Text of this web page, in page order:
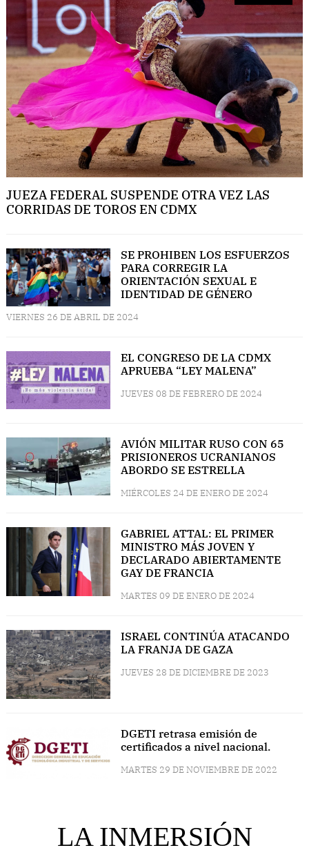
JUEZA FEDERAL SUSPENDE OTRA VEZ LAS
CORRIDAS DE TOROS EN CDMX
SE PROHIBEN LOS ESFUERZOS
PARA CORREGIR LA
ORIENTACIÓN SEXUAL E
IDENTIDAD DE GÉNERO
VIERNES 26 DE ABRIL DE 2024
EL CONGRESO DE LA CDMX
APRUEBA “LEY MALENA”
JUEVES 08 DE FEBRERO DE 2024
AVIÓN MILITAR RUSO CON 65
PRISIONEROS UCRANIANOS
ABORDO SE ESTRELLA
MIÉRCOLES 24 DE ENERO DE 2024
GABRIEL ATTAL: EL PRIMER
MINISTRO MÁS JOVEN Y
DECLARADO ABIERTAMENTE
GAY DE FRANCIA
MARTES 09 DE ENERO DE 2024
ISRAEL CONTINÚA ATACANDO
LA FRANJA DE GAZA
JUEVES 28 DE DICIEMBRE DE 2023
DGETI retrasa emisión de
certificados a nivel nacional.
MARTES 29 DE NOVIEMBRE DE 2022
LA INMERSIÓN